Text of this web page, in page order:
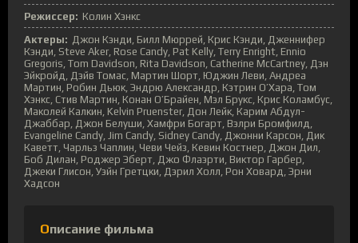
Режиссер: Колин Хэнкс
Актеры: Джон Кэнди, Билл Мюррей, Крис Кэнди, Дженнифер
Кэнди, Steve Aker, Rose Candy, Pat Kelly, Terry Enright, Ennio
Gregoris, Tom Davidson, Rita Davidson, Catherine McCartney, Дэн
Эйкройд, Дэйв Томас, Мартин Шорт, Юджин Леви, Андреа
Мартин, Робин Дьюк, Эндрю Александр, Кэтрин О’Хара, Том
Хэнкс, Стив Мартин, Конан О’Брайен, Мэл Брукс, Крис Коламбус,
Маколей Калкин, Kelvin Pruenster, Дон Лейк, Карим Абдул-
Джаббар, Джон Белуши, Хамфри Богарт, Вэлри Бромфилд,
Evangeline Candy, Jim Candy, Sidney Candy, Джонни Карсон, Дик
Каветт, Чарльз Чаплин, Чеви Чейз, Кевин Костнер, Джон Дил,
Боб Дилан, Роджер Эберт, Джо Флаэрти, Виктор Гарбер,
Джеки Глисон, Уэйн Гретцки, Дэрил Холл, Рон Ховард, Эрни
Хадсон
Описание фильма